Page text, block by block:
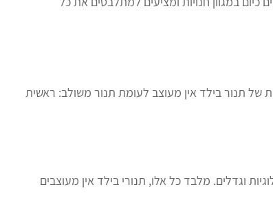
של תנור בילד אין מעוצב לעומת תנור משולב: ראשית
וגדלים. מלבד כל אלו, תנורי בילד אין מעוצבים